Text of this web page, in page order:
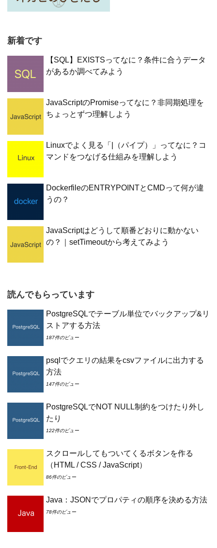
新着です
【SQL】EXISTSってなに？条件に合うデータ
があるか調べてみよう
JavaScriptのPromiseってなに？非同期処理を
ちょっとずつ理解しよう
Linuxでよく見る「|（パイプ）」ってなに？コ
マンドをつなげる仕組みを理解しよう
DockerfileのENTRYPOINTとCMDって何が違
うの？
JavaScriptはどうして順番どおりに動かない
の？｜setTimeoutから考えてみよう
読んでもらっています
PostgreSQLでテーブル単位でバックアップ&リ
ストアする方法
187件のビュー
psqlでクエリの結果をcsvファイルに出力する
方法
147件のビュー
PostgreSQLでNOT NULL制約をつけたり外し
たり
122件のビュー
スクロールしてもついてくるボタンを作る
（HTML / CSS / JavaScript）
86件のビュー
Java：JSONでプロパティの順序を決める方法
78件のビュー